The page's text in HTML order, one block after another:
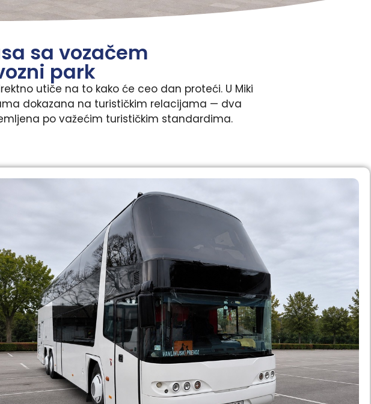
sa vozačem
park
utiče na to kako će ceo dan proteći. U Miki
dokazana na turističkim relacijama — dva
po važećim turističkim standardima.